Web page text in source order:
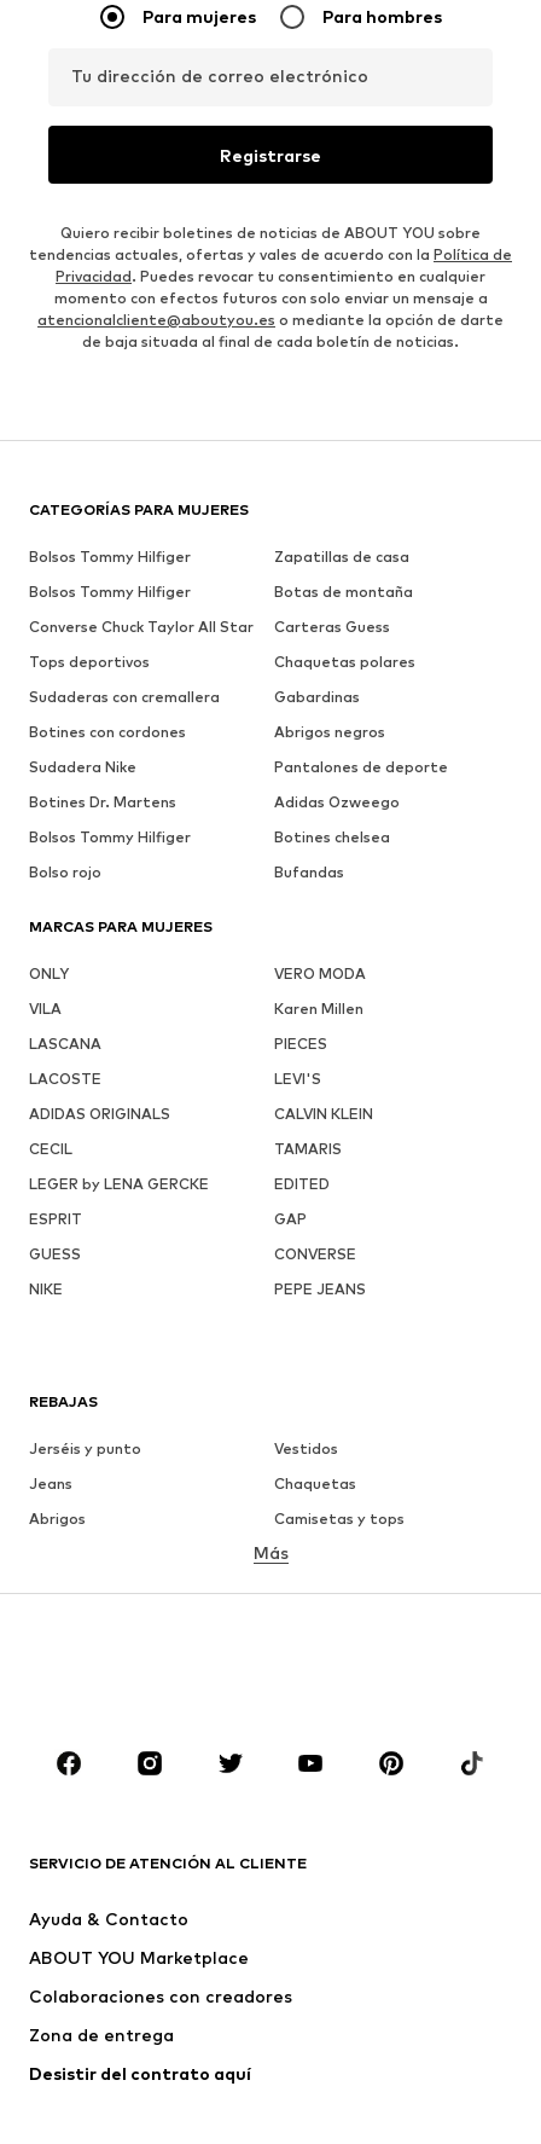
Para mujeres Para hombres
Tu dirección de correo electrónico
Registrarse
Quiero recibir boletines de noticias de ABOUT YOU sobre
tendencias actuales, ofertas y vales de acuerdo con la Política de
Privacidad. Puedes revocar tu consentimiento en cualquier
momento con efectos futuros con solo enviar un mensaje a
atencionalcliente@aboutyou.es o mediante la opción de darte
de baja situada al final de cada boletín de noticias.
CATEGORÍAS PARA MUJERES
Bolsos Tommy Hilfiger
Zapatillas de casa
Bolsos Tommy Hilfiger
Botas de montaña
Converse Chuck Taylor All Star
Carteras Guess
Tops deportivos
Chaquetas polares
Sudaderas con cremallera
Gabardinas
Botines con cordones
Abrigos negros
Sudadera Nike
Pantalones de deporte
Botines Dr. Martens
Adidas Ozweego
Bolsos Tommy Hilfiger
Botines chelsea
Bolso rojo
Bufandas
MARCAS PARA MUJERES
ONLY
VERO MODA
VILA
Karen Millen
LASCANA
PIECES
LACOSTE
LEVI'S
ADIDAS ORIGINALS
CALVIN KLEIN
CECIL
TAMARIS
LEGER by LENA GERCKE
EDITED
ESPRIT
GAP
GUESS
CONVERSE
NIKE
PEPE JEANS
REBAJAS
Jerséis y punto
Vestidos
Jeans
Chaquetas
Abrigos
Camisetas y tops
Ropa interior
Faldas
Blusas y camisas
Zapatos
Deporte
Vestidos
Camisetas y tops
Chaquetas
Jerséis y punto
Ropa interior
Abrigos
Más
SERVICIO DE ATENCIÓN AL CLIENTE
Ayuda & Contacto
ABOUT YOU Marketplace
Colaboraciones con creadores
Zona de entrega
Desistir del contrato aquí